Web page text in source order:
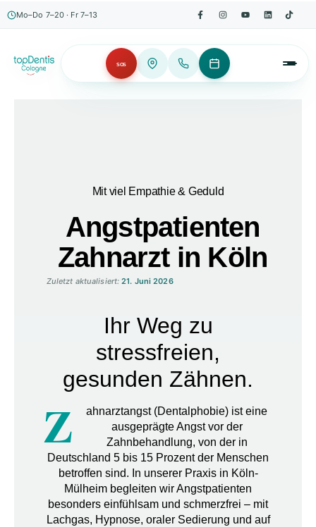
Mo–Do 7–20 · Fr 7–13
SOS
Mit viel Empathie & Geduld
Angstpatienten
Zahnarzt in Köln
Zuletzt aktualisiert: 21. Juni 2026
Ihr Weg zu
stressfreien,
gesunden Zähnen.
Z
ahnarztangst (Dentalphobie) ist eine
ausgeprägte Angst vor der
Zahnbehandlung, von der in
Deutschland 5 bis 15 Prozent der Menschen
betroffen sind. In unserer Praxis in Köln-
Mülheim begleiten wir Angstpatienten
besonders einfühlsam und schmerzfrei – mit
Lachgas, Hypnose, oraler Sedierung und auf